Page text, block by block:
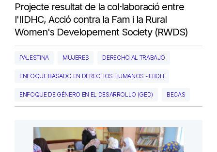
Projecte resultat de la col·laboració entre
l'IIDHC, Acció contra la Fam i la Rural
Women's Developement Society (RWDS)
PALESTINA MUJERES DERECHO AL TRABAJO
ENFOQUE BASADO EN DERECHOS HUMANOS - EBDH
ENFOQUE DE GÉNERO EN EL DESARROLLO (GED) BECAS